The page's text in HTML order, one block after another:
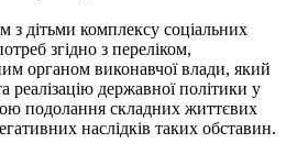
з дітьми комплексу соціальних
згідно з переліком,
органом виконавчої влади, який
реалізацію державної політики у
подолання складних життєвих
наслідків таких обставин.